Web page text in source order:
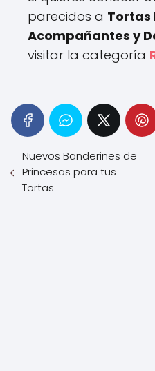
parecidos a Tortas
Acompañantes y
visitar la categoría
Nuevos Banderines de
Princesas para tus
Tortas